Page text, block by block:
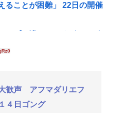
ることが困難」 22日の開催
の無い所で渡ろうしたが渡
歓声 アフマダリエフ
４日ゴング